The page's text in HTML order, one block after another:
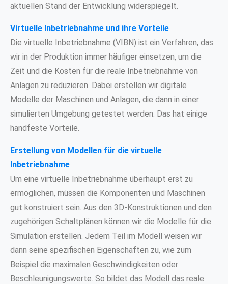
aktuellen Stand der Entwicklung widerspiegelt.
Virtuelle Inbetriebnahme und ihre Vorteile
Die virtuelle Inbetriebnahme (VIBN) ist ein Verfahren, das
wir in der Produktion immer häufiger einsetzen, um die
Zeit und die Kosten für die reale Inbetriebnahme von
Anlagen zu reduzieren. Dabei erstellen wir digitale
Modelle der Maschinen und Anlagen, die dann in einer
simulierten Umgebung getestet werden. Das hat einige
handfeste Vorteile.
Erstellung von Modellen für die virtuelle
Inbetriebnahme
Um eine virtuelle Inbetriebnahme überhaupt erst zu
ermöglichen, müssen die Komponenten und Maschinen
gut konstruiert sein. Aus den 3D-Konstruktionen und den
zugehörigen Schaltplänen können wir die Modelle für die
Simulation erstellen. Jedem Teil im Modell weisen wir
dann seine spezifischen Eigenschaften zu, wie zum
Beispiel die maximalen Geschwindigkeiten oder
Beschleunigungswerte. So bildet das Modell das reale